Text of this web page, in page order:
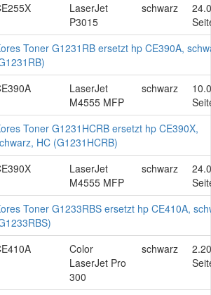
LaserJet
P3015
schwarz
Toner G1231RB ersetzt hp CE390A,
LaserJet
M4555 MFP
schwarz
Toner G1231HCRB ersetzt hp CE390X,
HC (G1231HCRB)
LaserJet
M4555 MFP
schwarz
Toner G1233RBS ersetzt hp CE410A,
Color
LaserJet Pro
300
schwarz